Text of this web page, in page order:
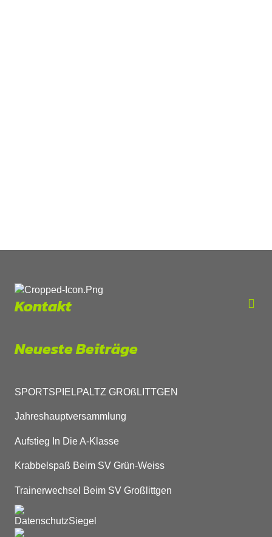
Kontakt
Neueste Beiträge
SPORTSPIELPALTZ GROßLITTGEN
Jahreshauptversammlung
Aufstieg In Die A-Klasse
Krabbelspaß Beim SV Grün-Weiss
Trainerwechsel Beim SV Großlittgen